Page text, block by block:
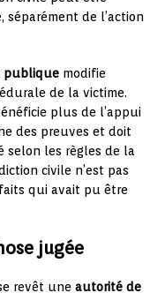
de l’action
publique modifie
de la victime.
plus de l’appui
des preuves et doit
selon les règles de la
civile n’est pas
qui avait pu être
jugée
revêt une autorité de